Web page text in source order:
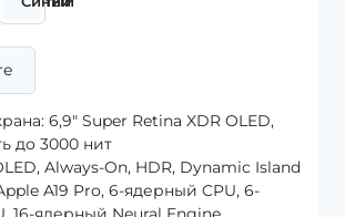
6,9″ Super Retina XDR OLED,
до 3000 нит
Always-On, HDR, Dynamic Island
A19 Pro, 6-ядерный CPU, 6-